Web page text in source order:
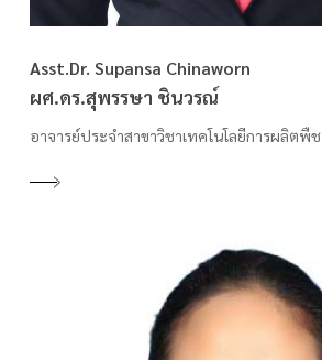
Asst.Dr. Supansa Chinaworn
ผศ.ดร.สุพรรษา ชินวรณ์
อาจารย์ประจำสาขาวิชาเทคโนโลยีการผลิตพืช